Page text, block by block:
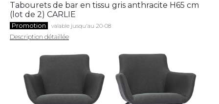
Tabourets de bar en tissu gris anthracite H65 cm
(lot de 2) CARLIE
Promotion valable jusqu'au 20-08
Description détaillée